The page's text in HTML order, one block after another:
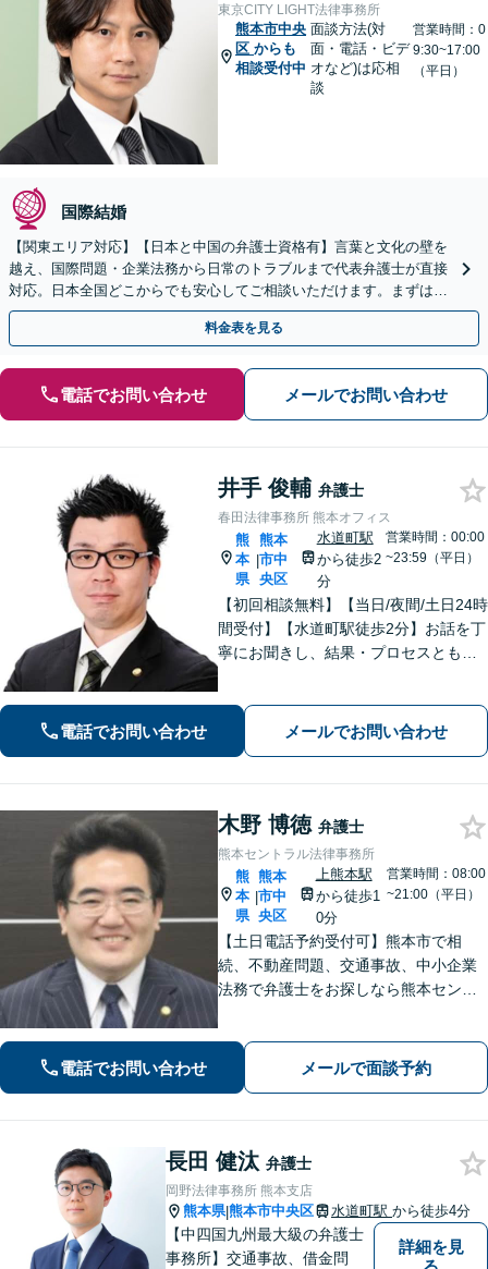
東京CITY LIGHT法律事務所
熊本市中央
区 からも
相談受付中
面談方法(対
面・電話・ビデ
オなど)は応相
談
営業時間：0
9:30~17:00
（平日）
国際結婚
【関東エリア対応】【日本と中国の弁護士資格有】言葉と文化の壁を
越え、国際問題・企業法務から日常のトラブルまで代表弁護士が直接
対応。日本全国どこからでも安心してご相談いただけます。まずは一
歩を踏み出してみませんか。【初回相談無料】
料金表を見る
電話でお問い合わせ メールでお問い合わせ
井手 俊輔 弁護士
春田法律事務所 熊本オフィス
熊
本
県
|
熊本
市中
央区
水道町駅
から徒歩2
分
営業時間：00:00
~23:59（平日）
【初回相談無料】【当日/夜間/土日24時
間受付】【水道町駅徒歩2分】お話を丁
寧にお聞きし、結果・プロセスともに
電話でお問い合わせ メールでお問い合わせ
木野 博徳 弁護士
熊本セントラル法律事務所
熊
本
県
|
熊本
市中
央区
上熊本駅
から徒歩1
0分
営業時間：08:00
~21:00（平日）
【土日電話予約受付可】熊本市で相
続、不動産問題、交通事故、中小企業
法務で弁護士をお探しなら熊本セント
受付可】【休日・夜間相談可】
電話でお問い合わせ メールで面談予約
長田 健汰 弁護士
岡野法律事務所 熊本支店
熊本県|熊本市中央区 水道町駅 から徒歩4分
【中四国九州最大級の弁護士
事務所】交通事故、借金問
詳細を見